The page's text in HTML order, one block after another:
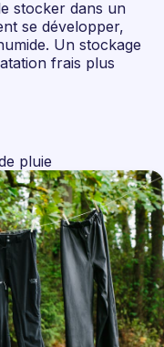
stocker dans un
se développer,
Un stockage
frais plus
pluie